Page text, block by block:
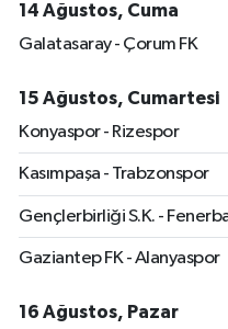
14 Ağustos, Cuma
Galatasaray - Çorum FK
15 Ağustos, Cumartesi
Konyaspor - Rizespor
Kasımpaşa - Trabzonspor
Gençlerbirliği S.K. -
Gaziantep FK - Alanyaspor
16 Ağustos, Pazar